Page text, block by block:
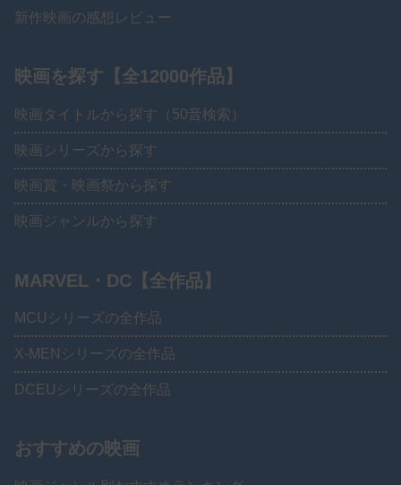
新作映画の感想レビュー
映画を探す【全12000作品】
映画タイトルから探す（50音検索）
映画シリーズから探す
映画賞・映画祭から探す
映画ジャンルから探す
MARVEL・DC【全作品】
MCUシリーズの全作品
X-MENシリーズの全作品
DCEUシリーズの全作品
おすすめの映画